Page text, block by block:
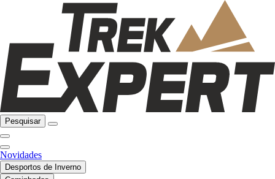
Pesquisar
Novidades
Desportos de Inverno